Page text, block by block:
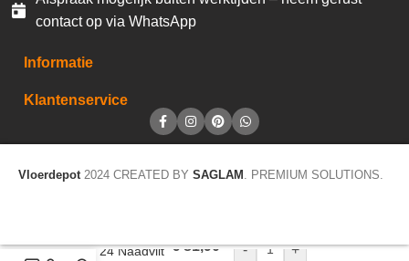
contact op via WhatsApp
Informatie
Klantenservice
Vloerdepot 2024 CREATED BY SAGLAM . PREMIUM SOLUTIONS.
Atelier 24 Naadvilt €81,90
- +